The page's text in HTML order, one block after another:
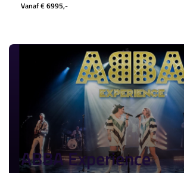
Vanaf € 6995,-
ABBA Experience